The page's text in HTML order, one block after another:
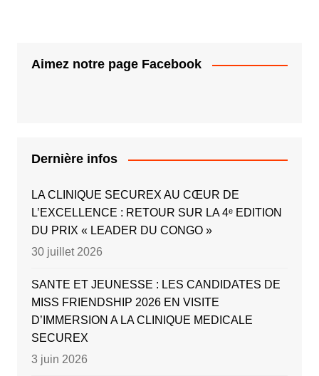
Aimez notre page Facebook
Dernière infos
LA CLINIQUE SECUREX AU CŒUR DE
L’EXCELLENCE : RETOUR SUR LA 4ᵉ EDITION
DU PRIX « LEADER DU CONGO »
30 juillet 2026
SANTE ET JEUNESSE : LES CANDIDATES DE
MISS FRIENDSHIP 2026 EN VISITE
D’IMMERSION A LA CLINIQUE MEDICALE
SECUREX
3 juin 2026